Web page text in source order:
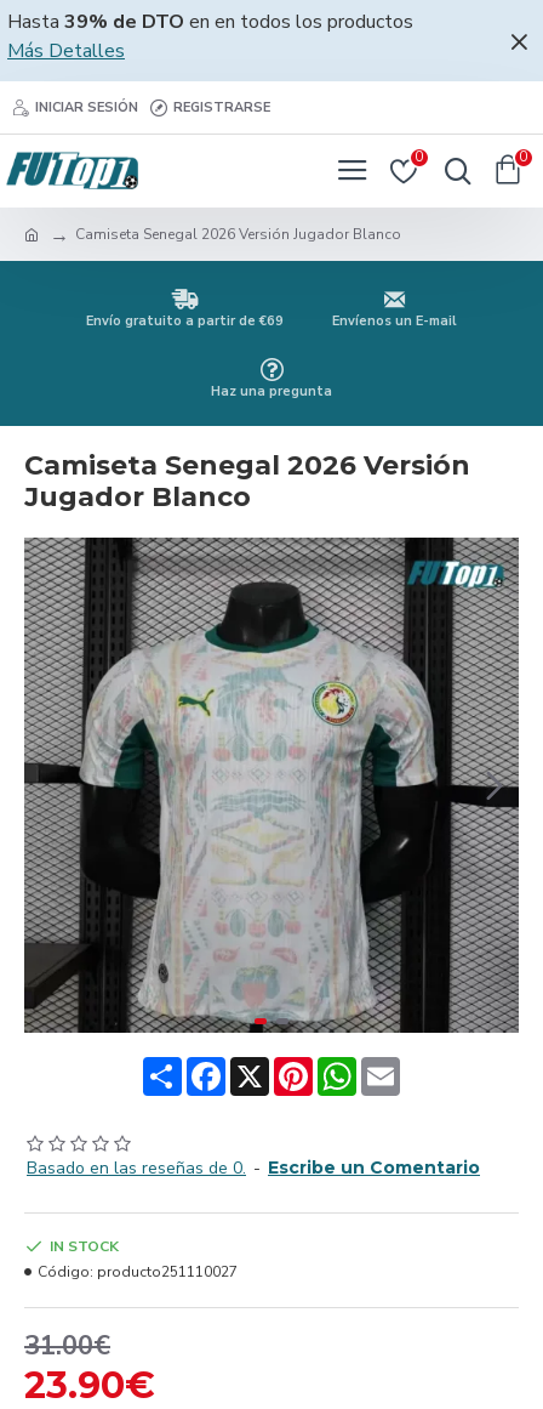
Hasta 39% de DTO en en todos los productos
Más Detalles
INICIAR SESIÓN REGISTRARSE
0 0
Camiseta Senegal 2026 Versión Jugador Blanco
Envío gratuito a partir de €69 Envíenos un E-mail
Haz una pregunta
Camiseta Senegal 2026 Versión
Jugador Blanco
ShareFacebook
X PinterestWhatsApp
Email
Basado en las reseñas de 0. - Escribe un Comentario
23.90€
31.00€
IN STOCK
Código: producto251110027